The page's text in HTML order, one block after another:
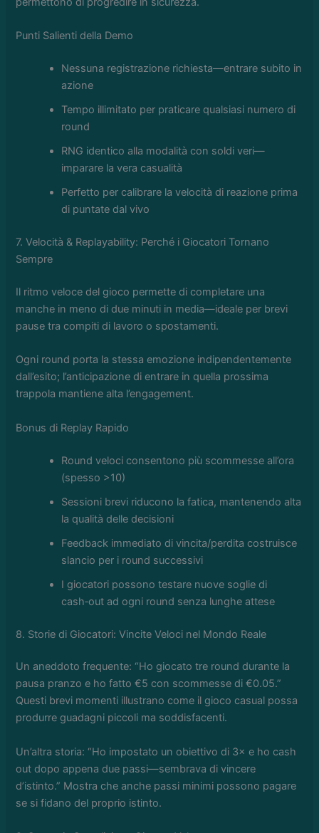
Punti Salienti della Demo
Nessuna registrazione richiesta—entrare subito in
azione
Tempo illimitato per praticare qualsiasi numero di
round
RNG identico alla modalità con soldi veri—
imparare la vera casualità
Perfetto per calibrare la velocità di reazione prima
di puntate dal vivo
7. Velocità & Replayability: Perché i Giocatori Tornano
Sempre
Il ritmo veloce del gioco permette di completare una
manche in meno di due minuti in media—ideale per brevi
pause tra compiti di lavoro o spostamenti.
Ogni round porta la stessa emozione indipendentemente
dall’esito; l’anticipazione di entrare in quella prossima
trappola mantiene alta l’engagement.
Bonus di Replay Rapido
Round veloci consentono più scommesse all’ora
(spesso >10)
Sessioni brevi riducono la fatica, mantenendo alta
la qualità delle decisioni
Feedback immediato di vincita/perdita costruisce
slancio per i round successivi
I giocatori possono testare nuove soglie di
cash‑out ad ogni round senza lunghe attese
8. Storie di Giocatori: Vincite Veloci nel Mondo Reale
Un aneddoto frequente: “Ho giocato tre round durante la
pausa pranzo e ho fatto €5 con scommesse di €0.05.”
Questi brevi momenti illustrano come il gioco casual possa
produrre guadagni piccoli ma soddisfacenti.
Un’altra storia: “Ho impostato un obiettivo di 3× e ho cash
out dopo appena due passi—sembrava di vincere
d’istinto.” Mostra che anche passi minimi possono pagare
se si fidano del proprio istinto.